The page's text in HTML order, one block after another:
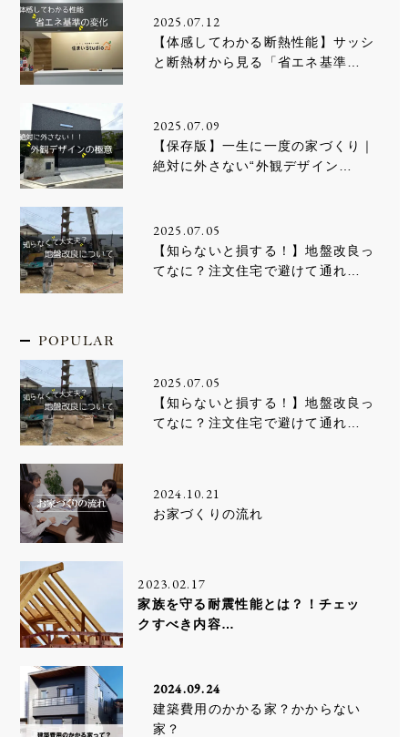
2025.07.12
【体感してわかる断熱性能】サッシ
と断熱材から見る「省エネ基準…
2025.07.09
【保存版】一生に一度の家づくり｜
絶対に外さない“外観デザイン…
2025.07.05
【知らないと損する！】地盤改良っ
てなに？注文住宅で避けて通れ…
POPULAR
2025.07.05
【知らないと損する！】地盤改良っ
てなに？注文住宅で避けて通れ…
2024.10.21
お家づくりの流れ
2023.02.17
家族を守る耐震性能とは？！チェッ
クすべき内容…
2024.09.24
建築費用のかかる家？かからない
家？